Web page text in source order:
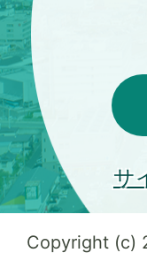
サ
Copyright (c)